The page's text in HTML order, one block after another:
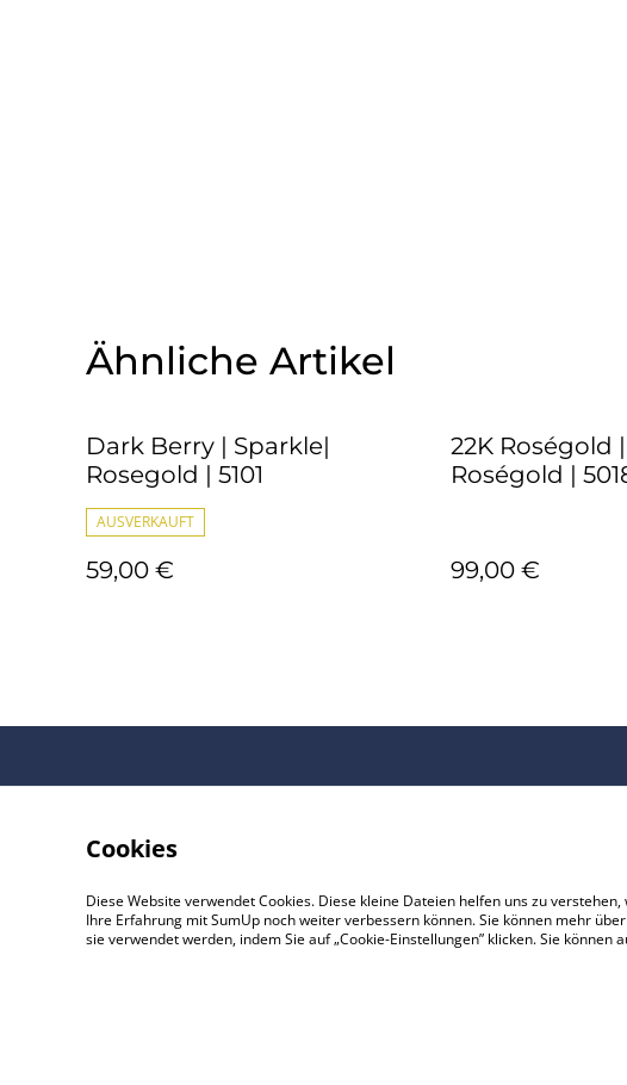
Ähnliche Artikel
Dark Berry | Sparkle|
Rosegold | 5101
AUSVERKAUFT
59,00 €
22K Roségold
Roségold |
99,00 €
Cookies
Diese Website verwendet Cookies. Diese kleine Dateien helfen uns zu
Ihre Erfahrung mit SumUp noch weiter verbessern können. Sie können mehr
sie verwendet werden, indem Sie auf „Cookie-Einstellungen” klicken. Sie können